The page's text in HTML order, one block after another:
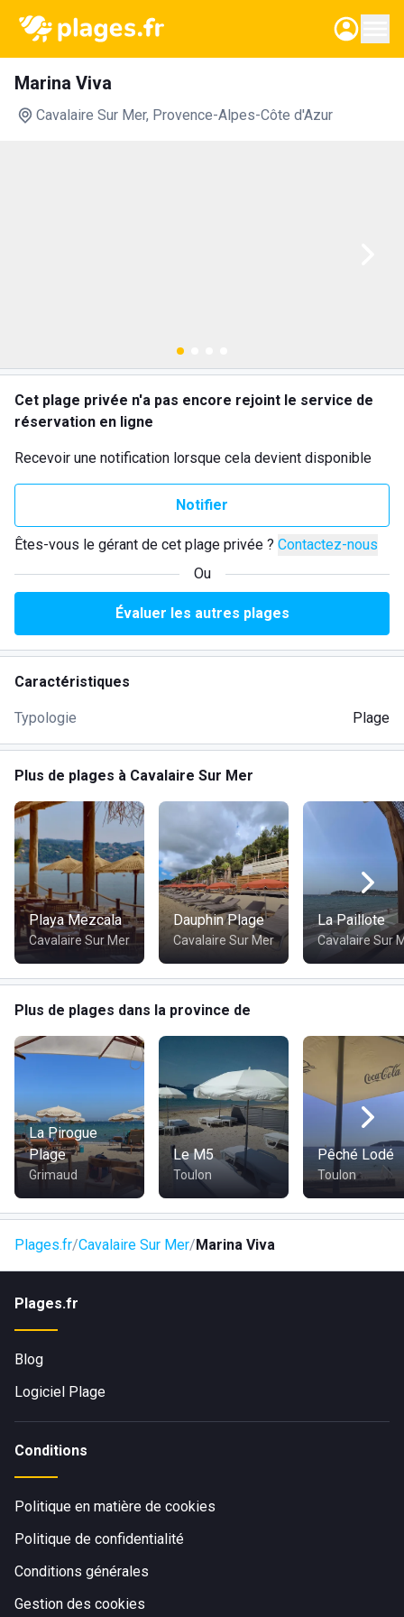
Marina Viva
Cavalaire Sur Mer, Provence-Alpes-Côte d'Azur
Cet plage privée n'a pas encore rejoint le service de
réservation en ligne
Recevoir une notification lorsque cela devient disponible
Notifier
Êtes-vous le gérant de cet plage privée ? Contactez-nous
Ou
Évaluer les autres plages
Caractéristiques
Typologie Plage
Plus de plages à Cavalaire Sur Mer
Playa Mezcala
Cavalaire Sur Mer
Dauphin Plage
Cavalaire Sur Mer
La Paillote
Cavalaire Sur
Plus de plages dans la province de
La Pirogue
Plage
Grimaud
Le M5
Toulon
Pêché Lodé
Toulon
Plages.fr Cavalaire Sur Mer Marina Viva
Plages.fr
Blog
Logiciel Plage
Conditions
Politique en matière de cookies
Politique de confidentialité
Conditions générales
Gestion des cookies